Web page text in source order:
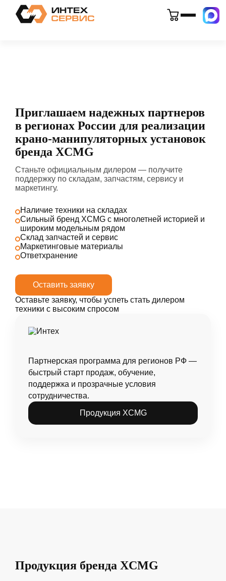
Приглашаем надежных партнеров
в регионах России для реализации
крано-манипуляторных установок
бренда XCMG
Станьте официальным дилером — получите
поддержку по складам, запчастям, сервису и
маркетингу.
Наличие техники на складах
Сильный бренд XCMG с многолетней историей и
широким модельным рядом
Склад запчастей и сервис
Маркетинговые материалы
Ответхранение
Оставить заявку
Оставьте заявку, чтобы успеть стать дилером
техники с высоким спросом
Партнерская программа для регионов РФ —
быстрый старт продаж, обучение,
поддержка и прозрачные условия
сотрудничества.
Продукция XCMG
Продукция бренда XCMG